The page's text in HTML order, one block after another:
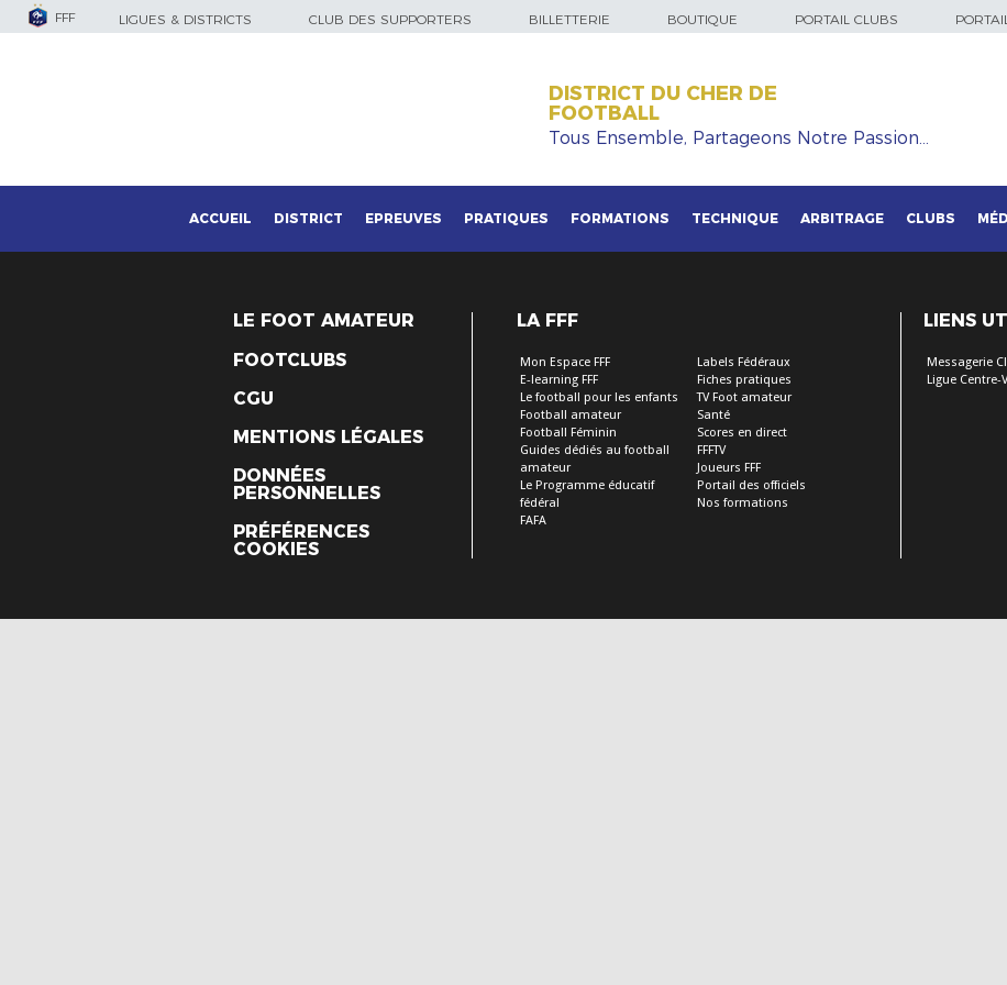
FFF LIGUES & DISTRICTS CLUB DES SUPPORTERS BILLETTERIE BOUTIQUE PORTAIL CLUBS
DISTRICT DU CHER DE
FOOTBALL
Tous Ensemble, Partageons Notre Passion…
ACCUEIL DISTRICT EPREUVES PRATIQUES FORMATIONS TECHNIQUE ARBITRAGE CLUBS
LE FOOT AMATEUR
FOOTCLUBS
CGU
MENTIONS LÉGALES
DONNÉES
PERSONNELLES
PRÉFÉRENCES
COOKIES
LA FFF
Mon Espace FFF
E-learning FFF
Le football pour les enfants
Football amateur
Football Féminin
Guides dédiés au football
amateur
Le Programme éducatif
fédéral
FAFA
Labels Fédéraux
Fiches pratiques
TV Foot amateur
Santé
Scores en direct
FFFTV
Joueurs FFF
Portail des officiels
Nos formations
LIENS
Messagerie
Ligue Centre-